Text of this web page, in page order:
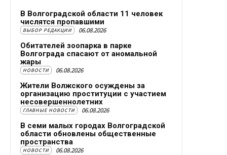
В Волгоградской области 11 человек
числятся пропавшими
ВЫБОР РЕДАКЦИИ 06.08.2026
Обитателей зоопарка в парке
Волгограда спасают от аномальной
жары
НОВОСТИ 06.08.2026
Жители Волжского осуждены за
организацию проституции с участием
несовершеннолетних
ГЛАВНЫЕ НОВОСТИ 06.08.2026
В семи малых городах Волгоградской
области обновлены общественные
пространства
НОВОСТИ 06.08.2026